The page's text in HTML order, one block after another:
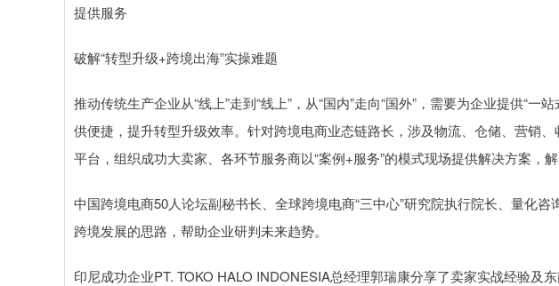
提供服务
破解“转型升级+跨境出海”实操难题
推动传统生产企业从“线上”走到“线上”，从“国内”走向“国外”，需要为企业提供“一
供便捷，提升转型升级效率。针对跨境电商业态链路长，涉及物流、仓储、营销
平台，组织成功大卖家、各环节服务商以“案例+服务”的模式现场提供解决方案，解
中国跨境电商50人论坛副秘书长、全球跨境电商“三中心”研究院执行院长、量化
跨境发展的思路，帮助企业研判未来趋势。
印尼成功企业PT. TOKO HALO INDONESIA总经理郭瑞康分享了卖家实战经验及